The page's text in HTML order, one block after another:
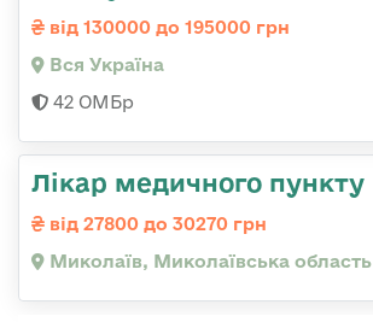
від 130000 до 195000 грн
Вся Україна
42 ОМБр
Лікар медичного пункту
від 27800 до 30270 грн
Миколаїв, Миколаївська область